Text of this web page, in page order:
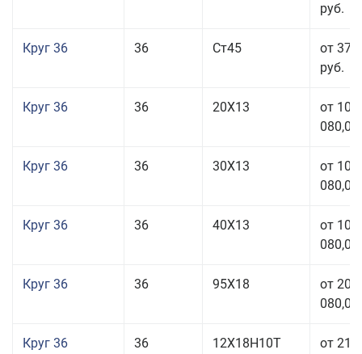
руб.
Круг 36 36 Ст45
от 37
руб.
Круг 36 36 20Х13
от 101
080,00
Круг 36 36 30Х13
от 101
080,00
Круг 36 36 40Х13
от 101
080,00
Круг 36 36 95Х18
от 208
080,00
Круг 36 36 12Х18Н10Т
от 210